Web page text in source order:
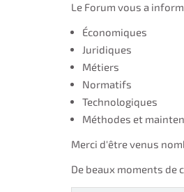
Le Forum vous a
Économiques
Juridiques
Métiers
Normatifs
Technologiques
Méthodes et
Merci d'être venus
De beaux moments de